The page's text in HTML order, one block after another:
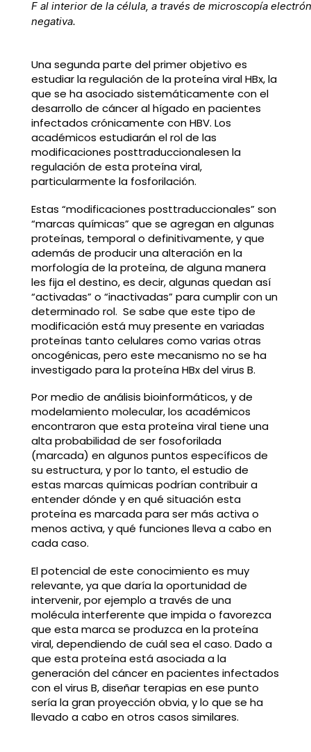
F al interior de la célula, a través de microscopía
negativa.
Una segunda parte del primer objetivo es
estudiar la regulación de la proteína viral HBx, la
que se ha asociado sistemáticamente con el
desarrollo de cáncer al hígado en pacientes
infectados crónicamente con HBV. Los
académicos estudiarán el rol de las
modificaciones posttraduccionalesen la
regulación de esta proteína viral,
particularmente la fosforilación.
Estas “modificaciones posttraduccionales” son
“marcas químicas” que se agregan en algunas
proteínas, temporal o definitivamente, y que
además de producir una alteración en la
morfología de la proteína, de alguna manera
les fija el destino, es decir, algunas quedan así
“activadas” o “inactivadas” para cumplir con un
determinado rol. Se sabe que este tipo de
modificación está muy presente en variadas
proteínas tanto celulares como varias otras
oncogénicas, pero este mecanismo no se ha
investigado para la proteína HBx del virus B.
Por medio de análisis bioinformáticos, y de
modelamiento molecular, los académicos
encontraron que esta proteína viral tiene una
alta probabilidad de ser fosoforilada
(marcada) en algunos puntos específicos de
su estructura, y por lo tanto, el estudio de
estas marcas químicas podrían contribuir a
entender dónde y en qué situación esta
proteína es marcada para ser más activa o
menos activa, y qué funciones lleva a cabo en
cada caso.
El potencial de este conocimiento es muy
relevante, ya que daría la oportunidad de
intervenir, por ejemplo a través de una
molécula interferente que impida o favorezca
que esta marca se produzca en la proteína
viral, dependiendo de cuál sea el caso. Dado a
que esta proteína está asociada a la
generación del cáncer en pacientes infectados
con el virus B, diseñar terapias en ese punto
sería la gran proyección obvia, y lo que se ha
llevado a cabo en otros casos similares.